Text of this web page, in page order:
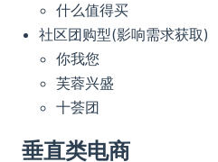
什么值得买
社区团购型(影响需求获取)
你我您
芙蓉兴盛
十荟团
垂直类电商